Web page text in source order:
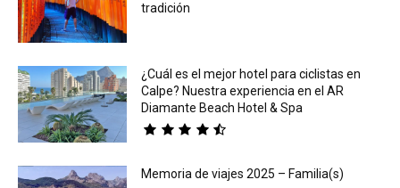
tradición
¿Cuál es el mejor hotel para ciclistas en
Calpe? Nuestra experiencia en el AR
Diamante Beach Hotel & Spa
Memoria de viajes 2025 – Familia(s)